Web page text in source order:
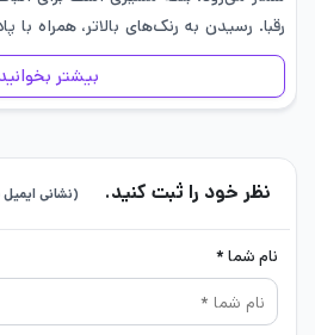
رقبا. رسیدن به رنک‌های بالاتر، همراه
بازیکنی نشان‌دهنده لحظاتی از…
بیشتر بخوانید
نظر خود را ثبت کنید. (نشانی
نام شما *